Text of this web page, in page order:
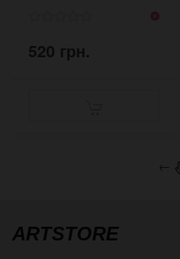
520 грн.
←
ARTSTORE